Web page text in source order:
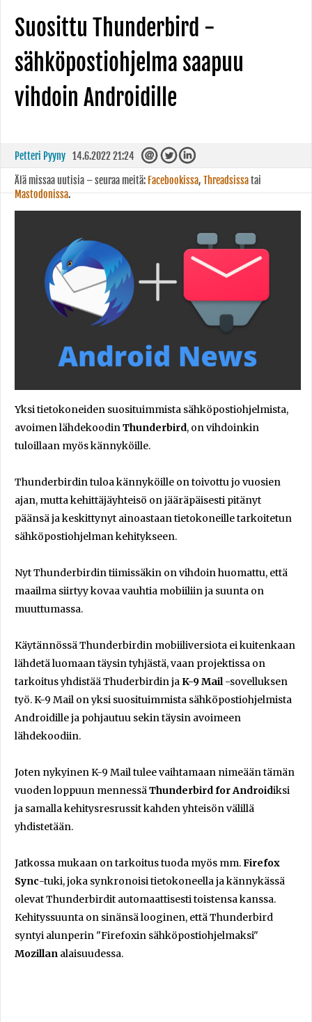
Suosittu Thunderbird -
sähköpostiohjelma saapuu
vihdoin Androidille
Petteri Pyyny 14.6.2022 21:24
Älä missaa uutisia – seuraa meitä: Facebookissa, Threadsissatai
Mastodonissa.
Yksi tietokoneiden suosituimmista sähköpostiohjelmista,
avoimen lähdekoodinThunderbird, on vihdoinkin
tuloillaan myös kännyköille.
Thunderbirdin tuloa kännyköille on toivottu jo vuosien
ajan, mutta kehittäjäyhteisö on jääräpäisesti pitänyt
päänsä ja keskittynyt ainoastaan tietokoneille tarkoitetun
sähköpostiohjelman kehitykseen.
Nyt Thunderbirdin tiimissäkin on vihdoin huomattu, että
maailma siirtyy kovaa vauhtia mobiiliin ja suunta on
muuttumassa.
Käytännössä Thunderbirdin mobiiliversiota ei kuitenkaan
lähdetä luomaan täysin tyhjästä, vaan projektissa on
tarkoitus yhdistää Thuderbirdin jaK-9 Mail-sovelluksen
työ. K-9 Mail on yksi suosituimmista sähköpostiohjelmista
Androidille ja pohjautuu sekin täysin avoimeen
lähdekoodiin.
Joten nykyinen K-9 Mail tulee vaihtamaan nimeään tämän
vuoden loppuun mennessäThunderbird for Androidiksi
ja samalla kehitysresrussit kahden yhteisön välillä
yhdistetään.
Jatkossa mukaan on tarkoitus tuoda myös mm.Firefox
Sync-tuki, joka synkronoisi tietokoneella ja kännykässä
olevat Thunderbirdit automaattisesti toistensa kanssa.
Kehityssuunta on sinänsä looginen, että Thunderbird
syntyi alunperin "Firefoxin sähköpostiohjelmaksi"
Mozillan alaisuudessa.